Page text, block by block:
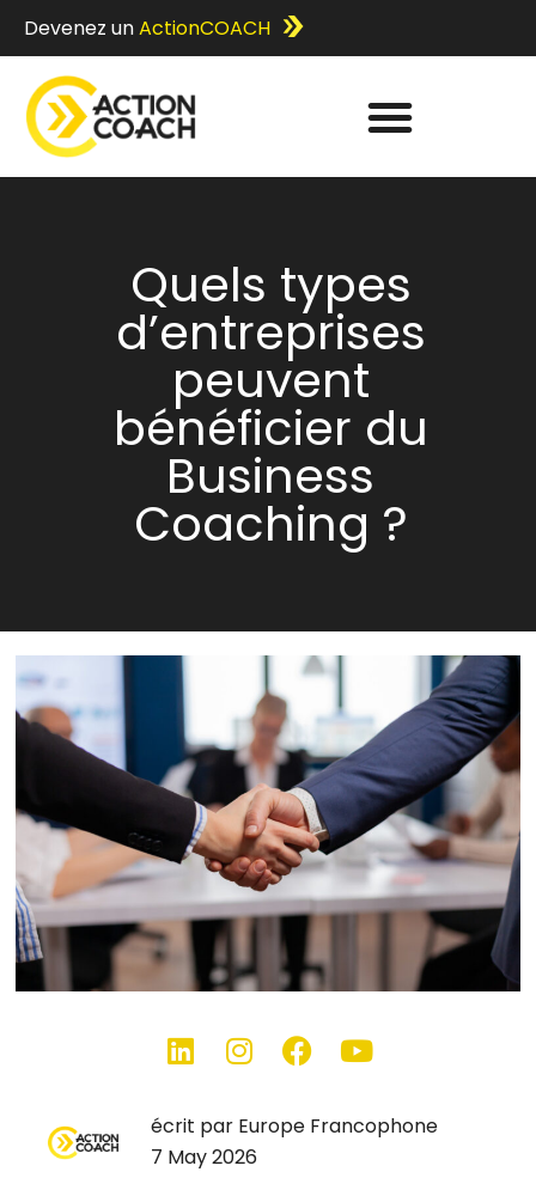
Devenez unActionCOACH
Quels types
d’entreprises
peuvent
bénéficier du
Business
Coaching ?
écrit par Europe Francophone
7 May 2026